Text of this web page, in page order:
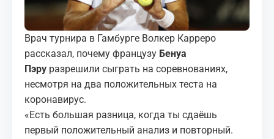
Врач турнира в Гамбурге Волкер Карреро
рассказал, почему французу Бенуа
Пэру разрешили сыграть на соревнованиях,
несмотря на два положительных теста на
коронавирус.
«Есть большая разница, когда ты сдаёшь
первый положительный анализ и повторный.